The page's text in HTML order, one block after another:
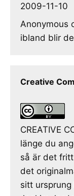
2009-11-10
Anonymous
ibland blir
Creative
CREATIVE
länge du
så är det
det
sitt ursprung